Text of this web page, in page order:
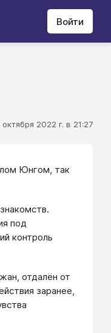
Войти
октября 2022 г. в 21:27
Юнгом, так
под
контроль
отдалён от
заранее,